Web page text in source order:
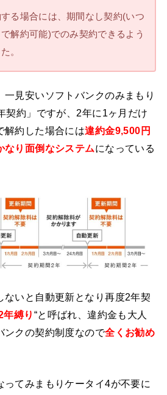
る場合には、期間なし契約(いつ
解約可能)でのみ契約できるよう
。
見安いソフトバンクのみまもり
契約」ですが、2年に1ヶ月だけ
解約した場合には違約金9,500円
なり面倒なシステムになっている
ないと自動更新となり再度2年契
年縛り “と呼ばれ、違約金も大人
ンクの契約制度なので全くお勧め
ってみまもりケータイ4が不要に